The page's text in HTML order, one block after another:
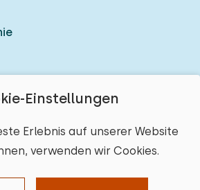
Einstellungen
Erlebnis auf unserer Website
verwenden wir Cookies.
(eingetragene Marke)